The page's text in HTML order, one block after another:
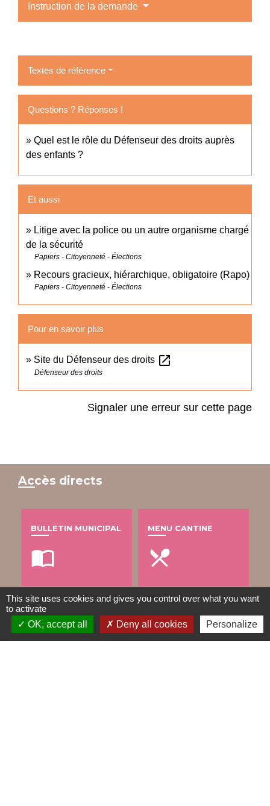
Instruction de la demande
Textes de référence
Questions ? Réponses !
Quel est le rôle du Défenseur des droits auprès
des enfants ?
Et aussi
Litige avec la police ou un autre organisme chargé
de la sécurité
Papiers - Citoyenneté - Élections
Recours gracieux, hiérarchique, obligatoire (Rapo)
Papiers - Citoyenneté - Élections
Pour en savoir plus
Site du Défenseur des droits open_in_new
Défenseur des droits
Signaler une erreur sur cette page
Accès directs
BULLETIN MUNICIPAL
import_contacts
MENU CANTINE
local_dining
TRAVAUX EN COURS
build account_balance
This site uses cookies and gives you control over what you want
to activate
OK, accept all
Deny all cookies Personalize